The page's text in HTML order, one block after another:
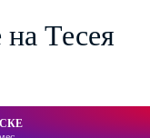
Тесея